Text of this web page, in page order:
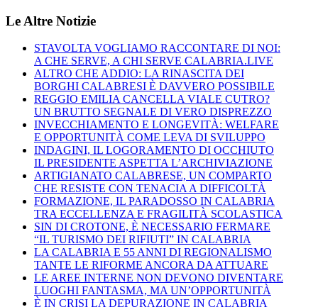
Le Altre Notizie
STAVOLTA VOGLIAMO RACCONTARE DI NOI:
A CHE SERVE, A CHI SERVE CALABRIA.LIVE
ALTRO CHE ADDIO: LA RINASCITA DEI
BORGHI CALABRESI È DAVVERO POSSIBILE
REGGIO EMILIA CANCELLA VIALE CUTRO?
UN BRUTTO SEGNALE DI VERO DISPREZZO
INVECCHIAMENTO E LONGEVITÀ: WELFARE
E OPPORTUNITÀ COME LEVA DI SVILUPPO
INDAGINI, IL LOGORAMENTO DI OCCHIUTO
IL PRESIDENTE ASPETTA L’ARCHIVIAZIONE
ARTIGIANATO CALABRESE, UN COMPARTO
CHE RESISTE CON TENACIA A DIFFICOLTÀ
FORMAZIONE, IL PARADOSSO IN CALABRIA
TRA ECCELLENZA E FRAGILITÀ SCOLASTICA
SIN DI CROTONE, È NECESSARIO FERMARE
“IL TURISMO DEI RIFIUTI” IN CALABRIA
LA CALABRIA E 55 ANNI DI REGIONALISMO
TANTE LE RIFORME ANCORA DA ATTUARE
LE AREE INTERNE NON DEVONO DIVENTARE
LUOGHI FANTASMA, MA UN’OPPORTUNITÀ
È IN CRISI LA DEPURAZIONE IN CALABRIA